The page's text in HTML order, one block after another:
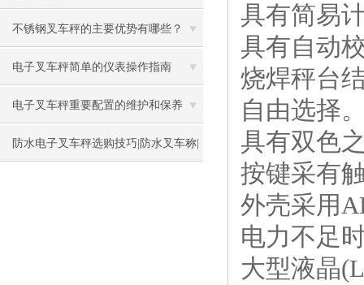
不锈钢叉车秤的主要优势有哪些？
电子叉车秤简单的仪表操作指南
电子叉车秤重要配置的维护和保养
防水电子叉车秤选购技巧|防水叉车称|
具有简易
具有自动
烧焊秤台
自由选择
具有双色
按键采有
外壳采用
电力不足
大型液晶